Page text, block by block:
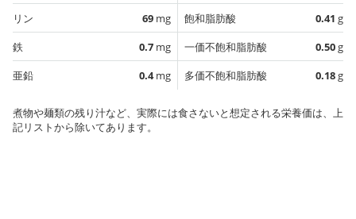
リン
69 mg
鉄
0.7 mg
亜鉛
0.4mg
飽和脂肪酸
0.41 g
一価不飽和脂肪酸
0.50g
多価不飽和脂肪酸
0.18g
煮物や麺類の残り汁など、実際には食さないと想定される栄養価は、上
記リストから除いてあります。